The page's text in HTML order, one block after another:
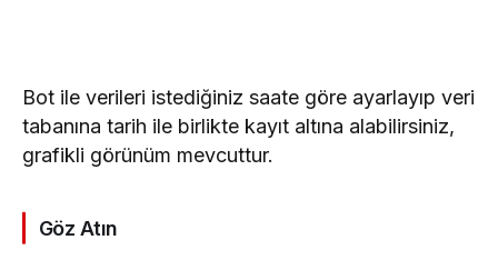
Bot ile verileri istediğiniz saate göre ayarlayıp veri
tabanına tarih ile birlikte kayıt altına alabilirsiniz,
grafikli görünüm mevcuttur.
Göz Atın